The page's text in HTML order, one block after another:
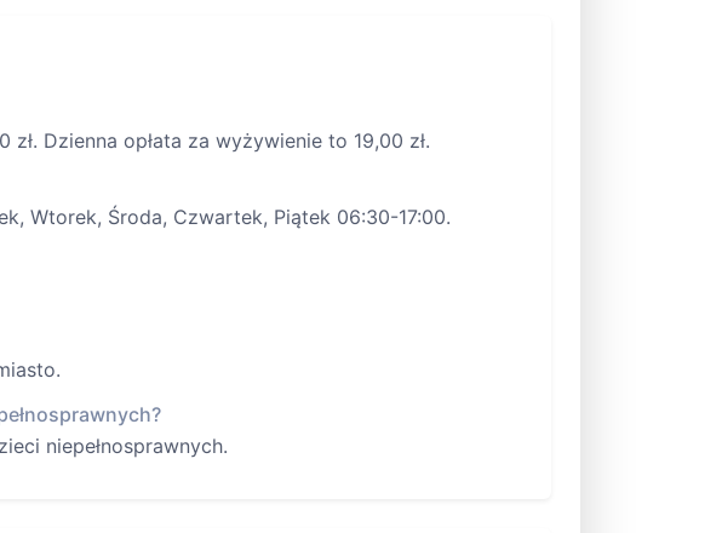
Dzienna opłata za wyżywienie to 19,00 zł.
Wtorek, Środa, Czwartek, Piątek 06:30-17:00.
niepełnosprawnych.